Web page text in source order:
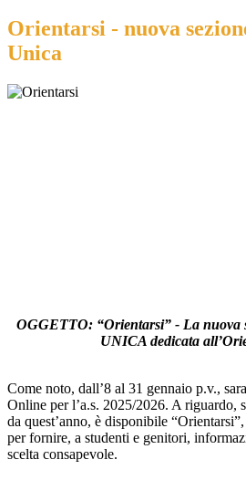
Orientarsi - nuova
Unica
OGGETTO: “Orientarsi” - La nuova
UNICA dedicata
Come noto, dall’8 al 31 gennaio p.v.,
Online per l’a.s. 2025/2026. A
da quest’anno, è disponibile
per fornire, a studenti e genitori,
scelta consapevole.